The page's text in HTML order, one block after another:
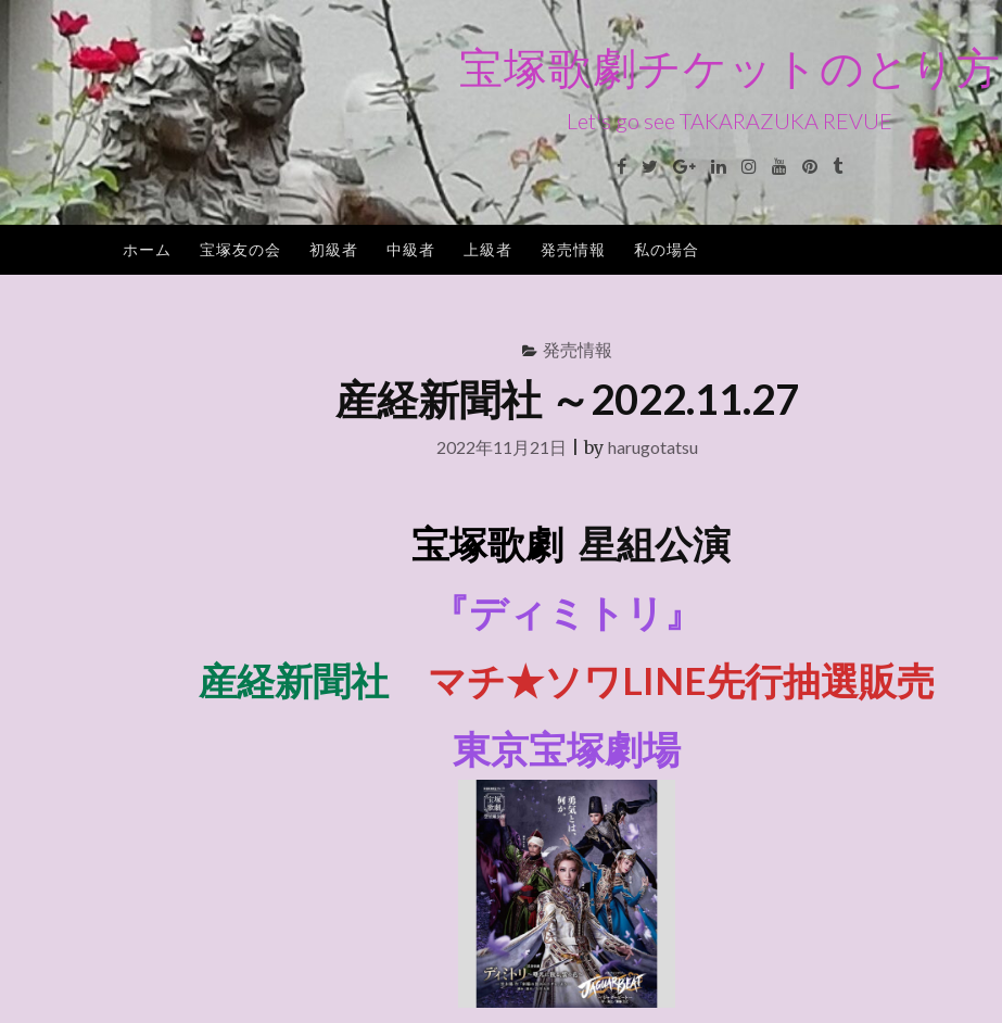
へ
ス
キ
宝塚歌劇チケットのとり方
Let's go see TAKARAZUKA REVUE
Facebook
TwitterGoogle+LinkedinInstagramYoutubePinterest
Tumblr
ホーム 宝塚友の会 初級者 中級者 上級者 発売情報 私の場合
発売情報
産経新聞社 ～2022.11.27
2022年11月21日 |by harugotatsu
宝塚歌劇 星組公演
『ディミトリ』
産経新聞社
マチ★ソワLINE先行抽選販売
東京宝塚劇場